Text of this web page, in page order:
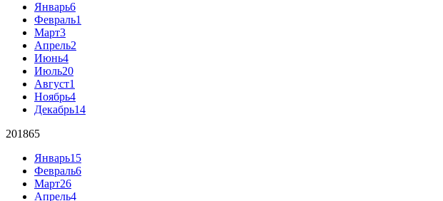
Январь6
Февраль1
Март3
Апрель2
Июнь4
Июль20
Август1
Ноябрь4
Декабрь14
201865
Январь15
Февраль6
Март26
Апрель4